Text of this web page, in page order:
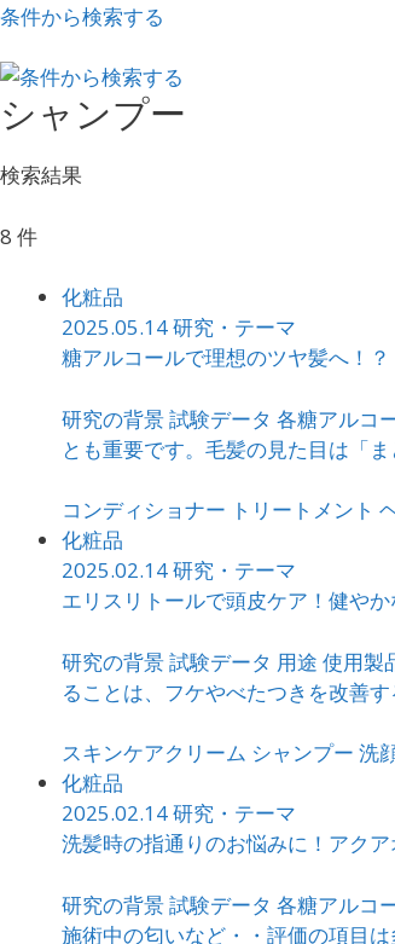
条件から検索する
シャンプー
検索結果
8 件
化粧品
2025.05.14研究・テーマ
糖アルコールで理想のツヤ髪へ！
研究の背景 試験データ 各糖アル
とも重要です。毛髪の見た目は「
コンディショナー トリートメント
化粧品
2025.02.14研究・テーマ
エリスリトールで頭皮ケア！健やか
研究の背景 試験データ 用途 使用
ることは、フケやべたつきを改善
スキンケアクリーム シャンプー 洗
化粧品
2025.02.14研究・テーマ
洗髪時の指通りのお悩みに！アク
研究の背景 試験データ 各糖アルコ
施術中の匂いなど・・評価の項目